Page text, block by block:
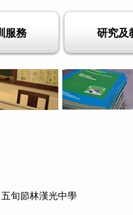
服務 研究及
旬節林漢光中學